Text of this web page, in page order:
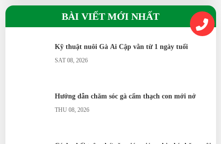
BÀI VIẾT MỚI NHẤT
Kỹ thuật nuôi Gà Ai Cập vằn từ 1 ngày tuổi
SAT 08, 2026
Hướng dẫn chăm sóc gà cẩm thạch con mới nở
THU 08, 2026